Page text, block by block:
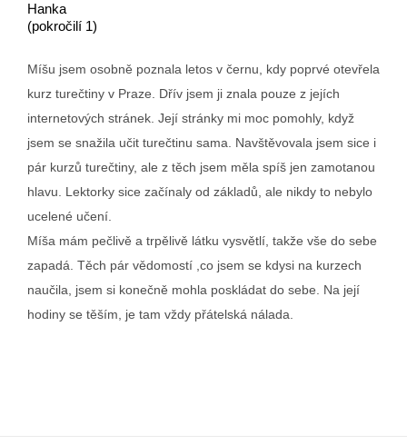
Hanka
(pokročilí 1)
Míšu jsem osobně poznala letos v černu, kdy poprvé otevřela
kurz turečtiny v Praze. Dřív jsem ji znala pouze z jejích
internetových stránek. Její stránky mi moc pomohly, když
jsem se snažila učit turečtinu sama. Navštěvovala jsem sice i
pár kurzů turečtiny, ale z těch jsem měla spíš jen zamotanou
hlavu. Lektorky sice začínaly od základů, ale nikdy to nebylo
ucelené učení.
Míša mám pečlivě a trpělivě látku vysvětlí, takže vše do sebe
zapadá. Těch pár vědomostí ,co jsem se kdysi na kurzech
naučila, jsem si konečně mohla poskládat do sebe. Na její
hodiny se těším, je tam vždy přátelská nálada.